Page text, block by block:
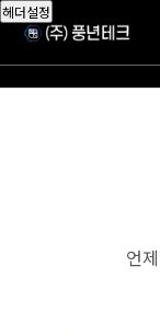
헤더설정
언